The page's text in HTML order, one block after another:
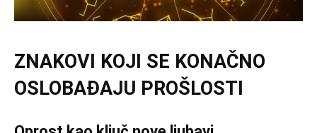
ZNAKOVI KOJI SE KONAČNO
OSLOBAĐAJU PROŠLOSTI